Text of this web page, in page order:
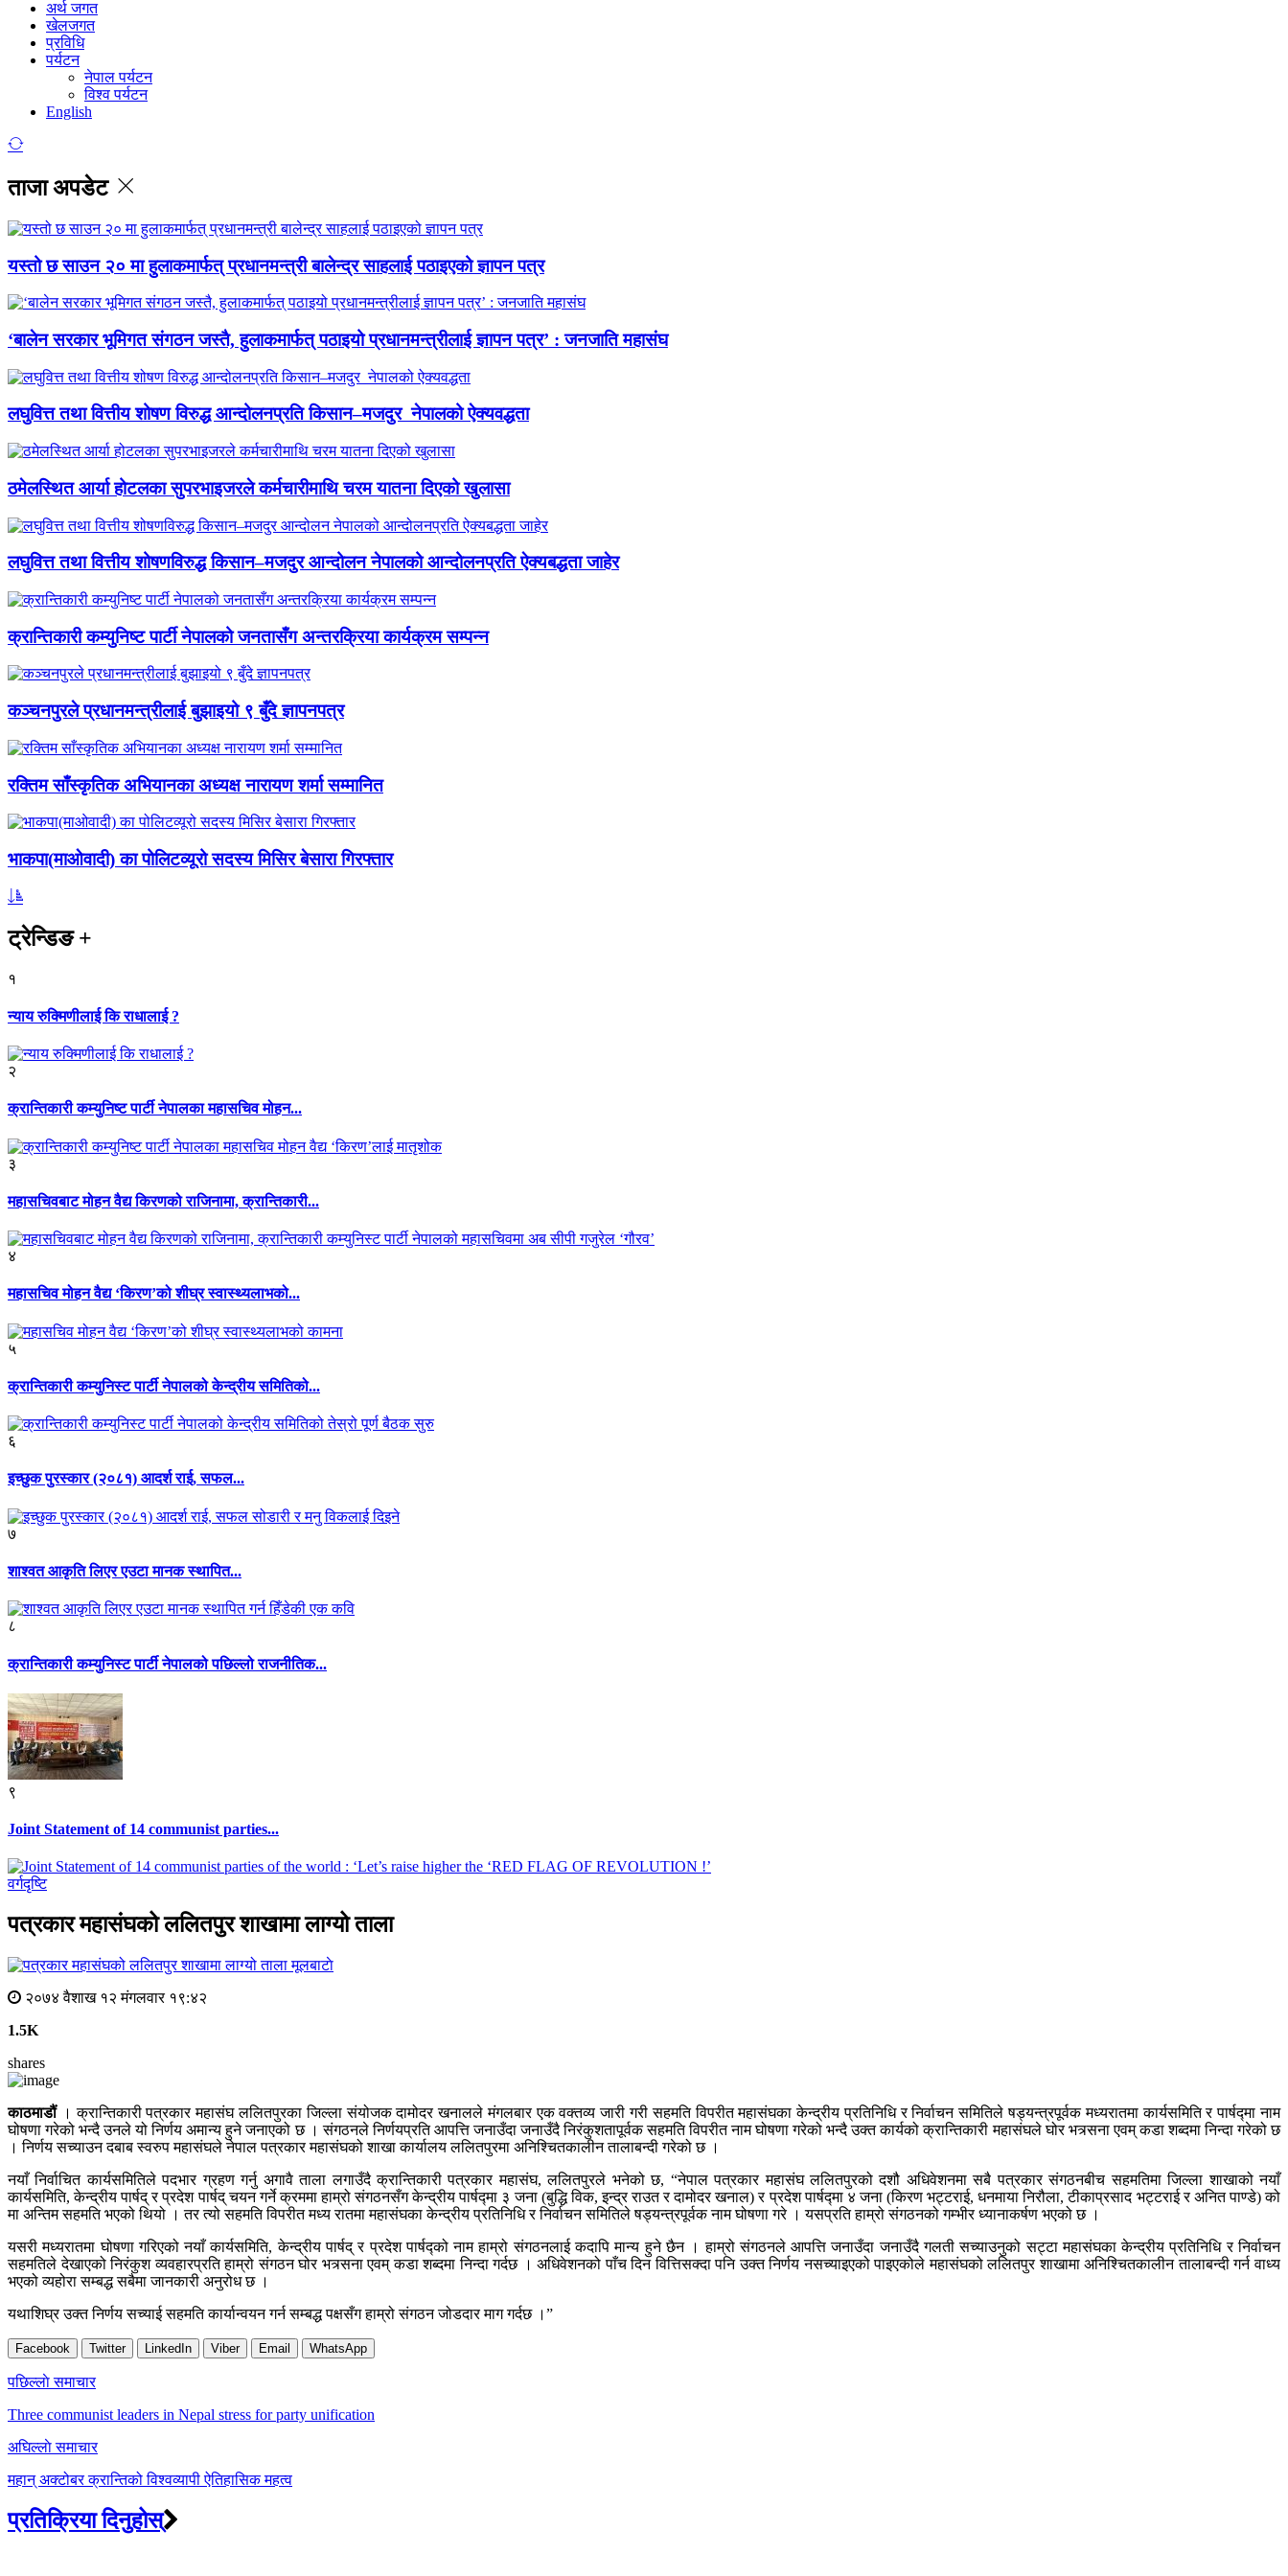
अर्थ जगत
खेलजगत
प्रविधि
पर्यटन
नेपाल पर्यटन
विश्व पर्यटन
English
ताजा अपडेट
यस्तो छ साउन २० मा हुलाकमार्फत् प्रधानमन्त्री बालेन्द्र साहलाई पठाइएको ज्ञापन पत्र
‘बालेन सरकार भूमिगत संगठन जस्तै, हुलाकमार्फत् पठाइयो प्रधानमन्त्रीलाई ज्ञापन पत्र’ : जनजाति महासंघ
लघुवित्त तथा वित्तीय शोषण विरुद्ध आन्दोलनप्रति किसान–मजदुर नेपालको ऐक्यवद्धता
ठमेलस्थित आर्या होटलका सुपरभाइजरले कर्मचारीमाथि चरम यातना दिएको खुलासा
लघुवित्त तथा वित्तीय शोषणविरुद्ध किसान–मजदुर आन्दोलन नेपालको आन्दोलनप्रति ऐक्यबद्धता जाहेर
क्रान्तिकारी कम्युनिष्ट पार्टी नेपालको जनतासँग अन्तरक्रिया कार्यक्रम सम्पन्न
कञ्चनपुरले प्रधानमन्त्रीलाई बुझाइयो ९ बुँदे ज्ञापनपत्र
रक्तिम साँस्कृतिक अभियानका अध्यक्ष नारायण शर्मा सम्मानित
भाकपा(माओवादी) का पोलिटव्यूरो सदस्य मिसिर बेसारा गिरफ्तार
ट्रेन्डिङ+
१
न्याय रुक्मिणीलाई कि राधालाई ?
२
क्रान्तिकारी कम्युनिष्ट पार्टी नेपालका महासचिव मोहन...
३
महासचिवबाट मोहन वैद्य किरणको राजिनामा, क्रान्तिकारी...
४
महासचिव मोहन वैद्य ‘किरण’को शीघ्र स्वास्थ्यलाभको...
५
क्रान्तिकारी कम्युनिस्ट पार्टी नेपालको केन्द्रीय समितिको...
६
इच्छुक पुरस्कार (२०८१) आदर्श राई, सफल...
७
शाश्वत आकृति लिएर एउटा मानक स्थापित...
८
क्रान्तिकारी कम्युनिस्ट पार्टी नेपालको पछिल्लो राजनीतिक...
९
Joint Statement of 14 communist parties...
वर्गदृष्टि
पत्रकार महासंघको ललितपुर शाखामा लाग्यो ताला
मूलबाटाे
२०७४ वैशाख १२ मंगलवार १९:४२
1.5K
shares
काठमाडौं। क्रान्तिकारी पत्रकार महासंघ ललितपुरका जिल्ला संयोजक दामोदर खनालले मंगलबार एक वक्तव्य जारी गरी सहमति विपरीत महासंघका केन्द्रीय प्रतिनिधि र निर्वाचन समितिले षड्यन्त्रपूर्वक मध्यरातमा कार्यसमिति र पार्षद्मा नाम
घोषणा गरेको भन्दै उनले यो निर्णय अमान्य हुने जनाएको छ । संगठनले निर्णयप्रति आपत्ति जनाउँदा जनाउँदै निरंकुशतापूर्वक सहमति विपरीत नाम घोषणा गरेको भन्दै उक्त कार्यको क्रान्तिकारी महासंघले घोर भत्र्सना एवम् कडा शब्दमा निन्दा गरेको छ
। निर्णय सच्याउन दबाब स्वरुप महासंघले नेपाल पत्रकार महासंघको शाखा कार्यालय ललितपुरमा अनिश्चितकालीन तालाबन्दी गरेको छ ।
नयाँ निर्वाचित कार्यसमितिले पदभार ग्रहण गर्नु अगावै ताला लगाउँदै क्रान्तिकारी पत्रकार महासंघ, ललितपुरले भनेको छ, “नेपाल पत्रकार महासंघ ललितपुरको दशौ अधिवेशनमा सबै पत्रकार संगठनबीच सहमतिमा जिल्ला शाखाको नयाँ
कार्यसमिति, केन्द्रीय पार्षद् र प्रदेश पार्षद् चयन गर्ने क्रममा हाम्रो संगठनसँग केन्द्रीय पार्षद्मा ३ जना (बुद्धि विक, इन्द्र राउत र दामोदर खनाल) र प्रदेश पार्षद्मा ४ जना (किरण भट्टराई, धनमाया निरौला, टीकाप्रसाद भट्टराई र अनित पाण्डे) को
मा अन्तिम सहमति भएको थियो । तर त्यो सहमति विपरीत मध्य रातमा महासंघका केन्द्रीय प्रतिनिधि र निर्वाचन समितिले षड्यन्त्रपूर्वक नाम घोषणा गरे । यसप्रति हाम्रो संगठनको गम्भीर ध्यानाकर्षण भएको छ ।
यसरी मध्यरातमा घोषणा गरिएको नयाँ कार्यसमिति, केन्द्रीय पार्षद् र प्रदेश पार्षद्को नाम हाम्रो संगठनलाई कदापि मान्य हुने छैन । हाम्रो संगठनले आपत्ति जनाउँदा जनाउँदै गलती सच्याउनुको सट्टा महासंघका केन्द्रीय प्रतिनिधि र निर्वाचन
सहमतिले देखाएको निरंकुश व्यवहारप्रति हाम्रो संगठन घोर भत्र्सना एवम् कडा शब्दमा निन्दा गर्दछ । अधिवेशनको पाँच दिन वित्तिसक्दा पनि उक्त निर्णय नसच्याइएको पाइएकोले महासंघको ललितपुर शाखामा अनिश्चितकालीन तालाबन्दी गर्न वाध्य
भएको व्यहोरा सम्बद्ध सबैमा जानकारी अनुरोध छ ।
यथाशिघ्र उक्त निर्णय सच्याई सहमति कार्यान्वयन गर्न सम्बद्ध पक्षसँग हाम्रो संगठन जोडदार माग गर्दछ ।”
Facebook Twitter LinkedIn Viber Email WhatsApp
Post
navigation
पछिल्लाे समाचार
Three communist leaders in Nepal stress for party unification
अघिल्लाे समाचार
महान् अक्टोबर क्रान्तिको विश्वव्यापी ऐतिहासिक महत्व
प्रतिक्रिया दिनुहोस्